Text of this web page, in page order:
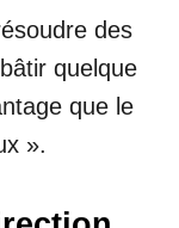
des
quelque
que le
».